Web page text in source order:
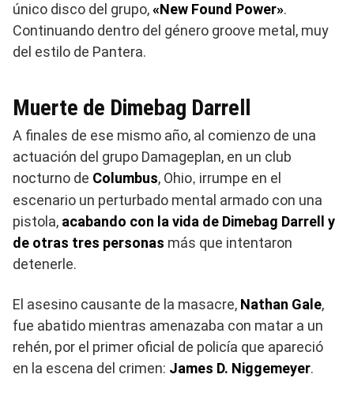
único disco del grupo,«New Found Power».
Continuando dentro del género groove metal, muy
del estilo de Pantera.
Muerte de Dimebag Darrell
A finales de ese mismo año, al comienzo de una
actuación del grupo Damageplan, en un club
nocturno de Columbus, Ohio, irrumpe en el
escenario un perturbado mental armado con una
pistola, acabando con la vida de Dimebag Darrell y
de otras tres personas más que intentaron
detenerle.
El asesino causante de la masacre, Nathan Gale,
fue abatido mientras amenazaba con matar a un
rehén, por el primer oficial de policía que apareció
en la escena del crimen: James D. Niggemeyer.